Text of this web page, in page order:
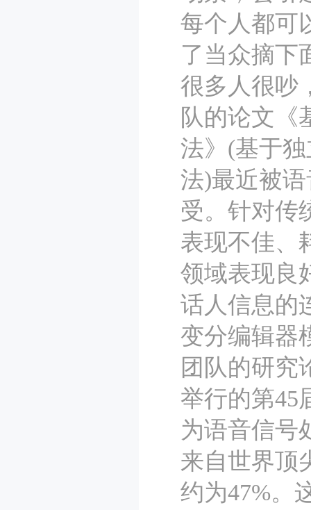
每个人都可
了当众摘下
很多人很吵
队的论文《
法》(基于独
法)最近被
受。针对传
表现不佳、
领域表现良
话人信息的
变分编辑器
团队的研究
举行的第45
为语音信号
来自世界顶
约为47%。